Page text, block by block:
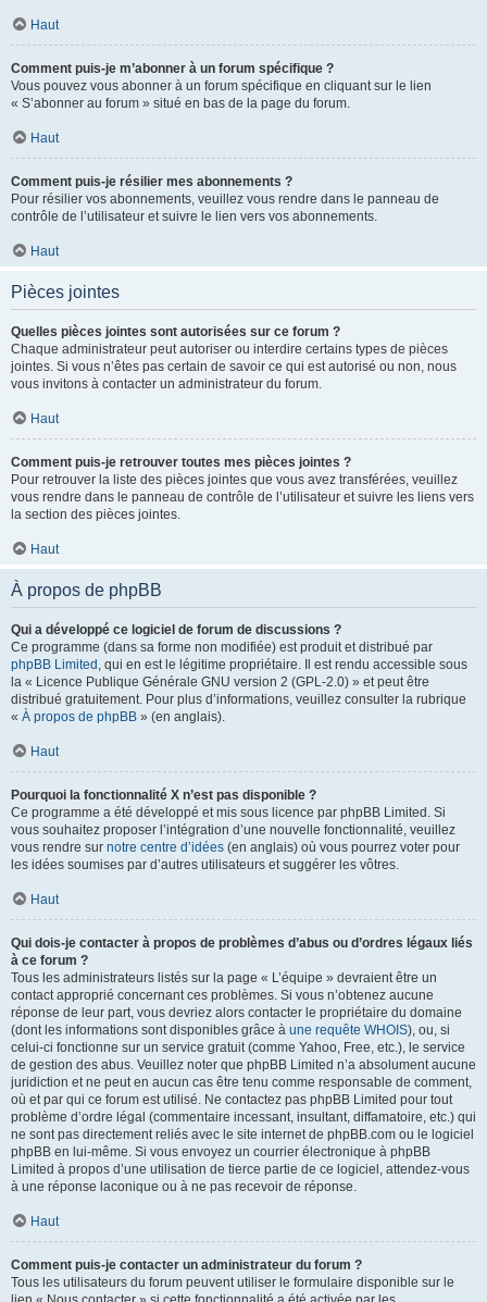
Haut
Comment puis-je m’abonner à un forum spécifique ?
Vous pouvez vous abonner à un forum spécifique en cliquant sur le lien
« S’abonner au forum » situé en bas de la page du forum.
Haut
Comment puis-je résilier mes abonnements ?
Pour résilier vos abonnements, veuillez vous rendre dans le panneau de
contrôle de l’utilisateur et suivre le lien vers vos abonnements.
Haut
Pièces jointes
Quelles pièces jointes sont autorisées sur ce forum ?
Chaque administrateur peut autoriser ou interdire certains types de pièces
jointes. Si vous n’êtes pas certain de savoir ce qui est autorisé ou non, nous
vous invitons à contacter un administrateur du forum.
Haut
Comment puis-je retrouver toutes mes pièces jointes ?
Pour retrouver la liste des pièces jointes que vous avez transférées, veuillez
vous rendre dans le panneau de contrôle de l’utilisateur et suivre les liens vers
la section des pièces jointes.
Haut
À propos de phpBB
Qui a développé ce logiciel de forum de discussions ?
Ce programme (dans sa forme non modifiée) est produit et distribué par
phpBB Limited , qui en est le légitime propriétaire. Il est rendu accessible sous
la « Licence Publique Générale GNU version 2 (GPL-2.0) » et peut être
distribué gratuitement. Pour plus d’informations, veuillez consulter la rubrique
« À propos de phpBB » (en anglais).
Haut
Pourquoi la fonctionnalité X n’est pas disponible ?
Ce programme a été développé et mis sous licence par phpBB Limited. Si
vous souhaitez proposer l’intégration d’une nouvelle fonctionnalité, veuillez
vous rendre sur notre centre d’idées (en anglais) où vous pourrez voter pour
les idées soumises par d’autres utilisateurs et suggérer les vôtres.
Haut
Qui dois-je contacter à propos de problèmes d’abus ou d’ordres légaux liés
à ce forum ?
Tous les administrateurs listés sur la page « L’équipe » devraient être un
contact approprié concernant ces problèmes. Si vous n’obtenez aucune
réponse de leur part, vous devriez alors contacter le propriétaire du domaine
(dont les informations sont disponibles grâce à une requête WHOIS), ou, si
celui-ci fonctionne sur un service gratuit (comme Yahoo, Free, etc.), le service
de gestion des abus. Veuillez noter que phpBB Limited n’a absolument aucune
juridiction et ne peut en aucun cas être tenu comme responsable de comment,
où et par qui ce forum est utilisé. Ne contactez pas phpBB Limited pour tout
problème d’ordre légal (commentaire incessant, insultant, diffamatoire, etc.) qui
ne sont pas directement reliés avec le site internet de phpBB.com ou le logiciel
phpBB en lui-même. Si vous envoyez un courrier électronique à phpBB
Limited à propos d’une utilisation de tierce partie de ce logiciel, attendez-vous
à une réponse laconique ou à ne pas recevoir de réponse.
Haut
Comment puis-je contacter un administrateur du forum ?
Tous les utilisateurs du forum peuvent utiliser le formulaire disponible sur le